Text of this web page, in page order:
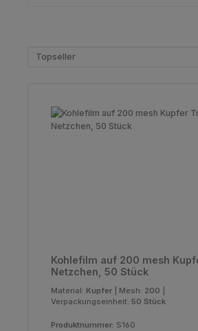
Kohlefilm auf 200 mesh
Netzchen, 50 Stück
Material: Kupfer Mesh: 200
Verpackungseinheit: 50 Stück
Produktnummer: S160